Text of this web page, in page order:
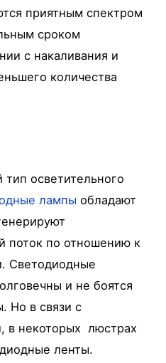
приятным спектром
сроком
с накаливания и
количества
осветительного
лампы обладают
поток по отношению к
Светодиодные
и не боятся
Но в связи с
в некоторых люстрах
ленты.